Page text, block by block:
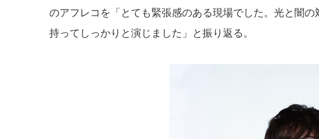
のアフレコを「とても緊張感のある現場でした。光と闇
持ってしっかりと演じました」と振り返る。